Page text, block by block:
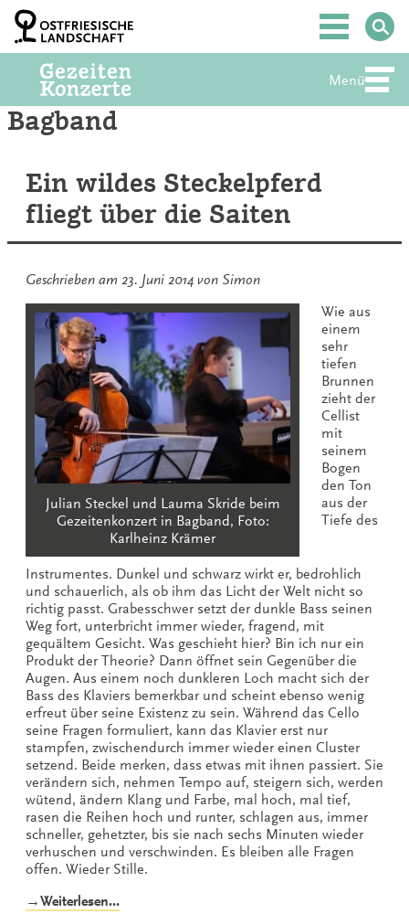
Zum
Inhalt
springen
Hauptmenü
Menü
Bagband
Ein wildes Steckelpferd
fliegt über die Saiten
Geschrieben am 23. Juni 2014 von Simon
Julian Steckel und Lauma Skride beim
Gezeitenkonzert in Bagband, Foto:
Karlheinz Krämer
Wie aus
einem
sehr
tiefen
Brunnen
zieht der
Cellist
mit
seinem
Bogen
den Ton
aus der
Tiefe des
Instrumentes. Dunkel und schwarz wirkt er, bedrohlich
und schauerlich, als ob ihm das Licht der Welt nicht so
richtig passt. Grabesschwer setzt der dunkle Bass seinen
Weg fort, unterbricht immer wieder, fragend, mit
gequältem Gesicht. Was geschieht hier? Bin ich nur ein
Produkt der Theorie? Dann öffnet sein Gegenüber die
Augen. Aus einem noch dunkleren Loch macht sich der
Bass des Klaviers bemerkbar und scheint ebenso wenig
erfreut über seine Existenz zu sein. Während das Cello
seine Fragen formuliert, kann das Klavier erst nur
stampfen, zwischendurch immer wieder einen Cluster
setzend. Beide merken, dass etwas mit ihnen passiert. Sie
verändern sich, nehmen Tempo auf, steigern sich, werden
wütend, ändern Klang und Farbe, mal hoch, mal tief,
rasen die Reihen hoch und runter, schlagen aus, immer
schneller, gehetzter, bis sie nach sechs Minuten wieder
verhuschen und verschwinden. Es bleiben alle Fragen
offen. Wieder Stille.
→Weiterlesen…„Ein